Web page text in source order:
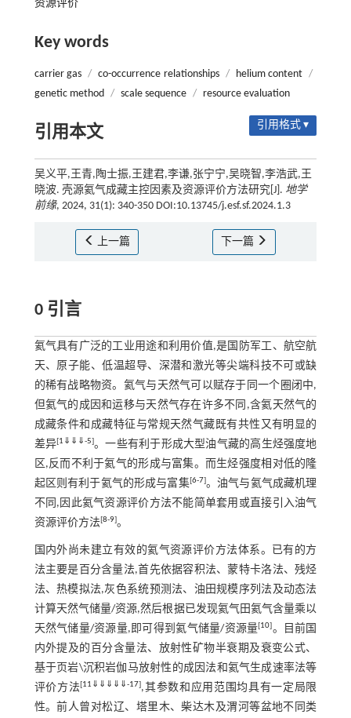
资源评价
Key words
carrier gas / co-occurrence relationships / helium content /
genetic method / scale sequence / resource evaluation
引用本文 引用格式 ▾
吴义平,王青,陶士振,王建君,李谦,张宁宁,吴晓智,李浩武,王
晓波. 壳源氦气成藏主控因素及资源评价方法研究[J]. 地学
前缘, 2024, 31(1): 340-350 DOI:10.13745/j.esf.sf.2024.1.3
上一篇 下一篇
0 引言
氦气具有广泛的工业用途和利用价值,是国防军工、航空航
天、原子能、低温超导、深潜和激光等尖端科技不可或缺
的稀有战略物资。氦气与天然气可以赋存于同一个圈闭中,
但氦气的成因和运移与天然气存在许多不同,含氦天然气的
成藏条件和成藏特征与常规天然气藏既有共性又有明显的
差异[1 ⇓ ⇓ ⇓-5]。一些有利于形成大型油气藏的高生烃强度地
区,反而不利于氦气的形成与富集。而生烃强度相对低的隆
起区则有利于氦气的形成与富集[6-7]。油气与氦气成藏机理
不同,因此氦气资源评价方法不能简单套用或直接引入油气
资源评价方法[8-9]。
国内外尚未建立有效的氦气资源评价方法体系。已有的方
法主要是百分含量法,首先依据容积法、蒙特卡洛法、残烃
法、热模拟法,灰色系统预测法、油田规模序列法及动态法
计算天然气储量/资源,然后根据已发现氦气田氦气含量乘以
天然气储量/资源量,即可得到氦气储量/资源量[10]。目前国
内外提及的百分含量法、放射性矿物半衰期及衰变公式、
基于页岩\沉积岩伽马放射性的成因法和氦气生成速率法等
评价方法[11 ⇓ ⇓ ⇓ ⇓ ⇓-17],其参数和应用范围均具有一定局限
性。前人曾对松辽、塔里木、柴达木及渭河等盆地不同类